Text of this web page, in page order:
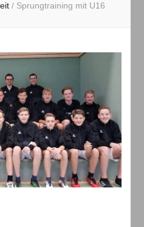
/ Sprungtraining mit U16